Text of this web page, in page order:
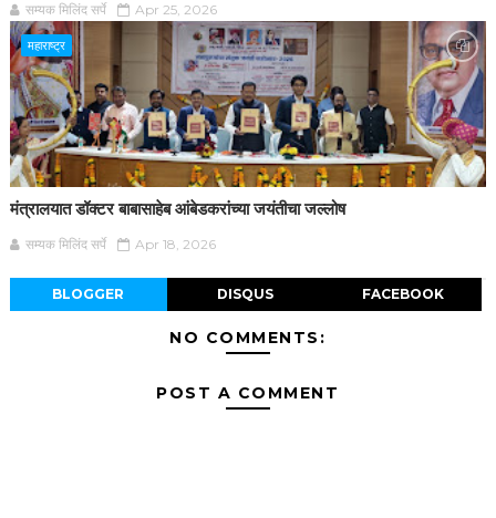
सम्यक मिलिंद सर्पे Apr 25, 2026
महाराष्ट्र
मंत्रालयात डॉक्टर बाबासाहेब आंबेडकरांच्या जयंतीचा जल्लोष
सम्यक मिलिंद सर्पे Apr 18, 2026
BLOGGER DISQUS FACEBOOK
NO COMMENTS:
POST A COMMENT